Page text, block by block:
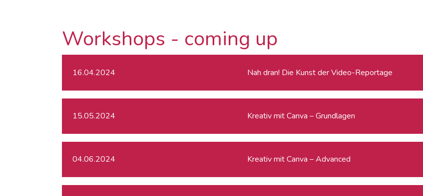
Workshops - coming up
16.04.2024 Nah dran! Die Kunst der Video-Reportage
15.05.2024 Kreativ mit Canva – Grundlagen
04.06.2024 Kreativ mit Canva – Advanced